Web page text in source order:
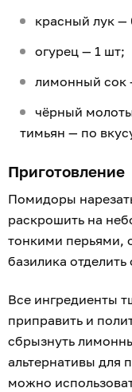
красный лук —
огурец — 1 шт;
лимонный сок
чёрный
тимьян — по
Приготовление
Помидоры
раскрошить на
тонкими перьями,
базилика
Все ингредиенты
приправить и
сбрызнуть
альтернативы для
можно